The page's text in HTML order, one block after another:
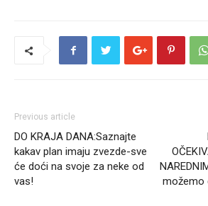
Previous article
DO KRAJA DANA:Saznajte
kakav plan imaju zvezde-sve
će doći na svoje za neke od
vas!
možemo